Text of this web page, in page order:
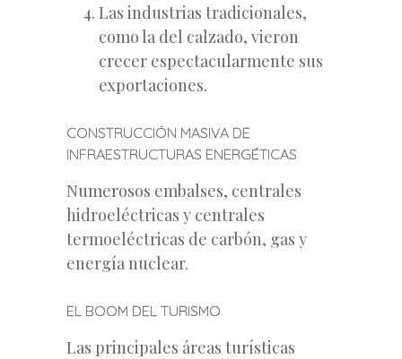
Las industrias tradicionales,
como la del calzado, vieron
crecer espectacularmente sus
exportaciones.
CONSTRUCCIÓN MASIVA DE
INFRAESTRUCTURAS ENERGÉTICAS
Numerosos embalses, centrales
hidroeléctricas y centrales
termoeléctricas de carbón, gas y
energía nuclear.
EL BOOM DEL TURISMO
Las principales áreas turísticas